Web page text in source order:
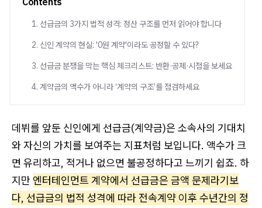
1. 선급금의 3가지 법적 성격: 정산 구조를 먼저 읽어야 합니다
2. 신인 계약의 현실: '0원 계약'이라도 공정할 수 있다?
3. 선급금 분쟁을 막는 핵심 체크리스트: 반환·공제·시점을 보세요
4. 계약금의 액수가 아니라 ‘계약의 구조’를 점검하세요
데뷔를 앞둔 신인에게 선급금(계약금)은 소속사의 기대치
와 자신의 가치를 보여주는 지표처럼 보입니다. 액수가 크
면 유리하고, 적거나 없으면 불공정하다고 느끼기 쉽죠. 하
지만 엔터테인먼트 계약에서 선급금은 금액 문제라기보
다, 선급금의 법적 성격에 따라 전속계약 이후 수년간의 정